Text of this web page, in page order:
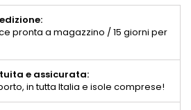
pronta a magazzino / 15 giorni per
e assicurata:
in tutta Italia e isole comprese!